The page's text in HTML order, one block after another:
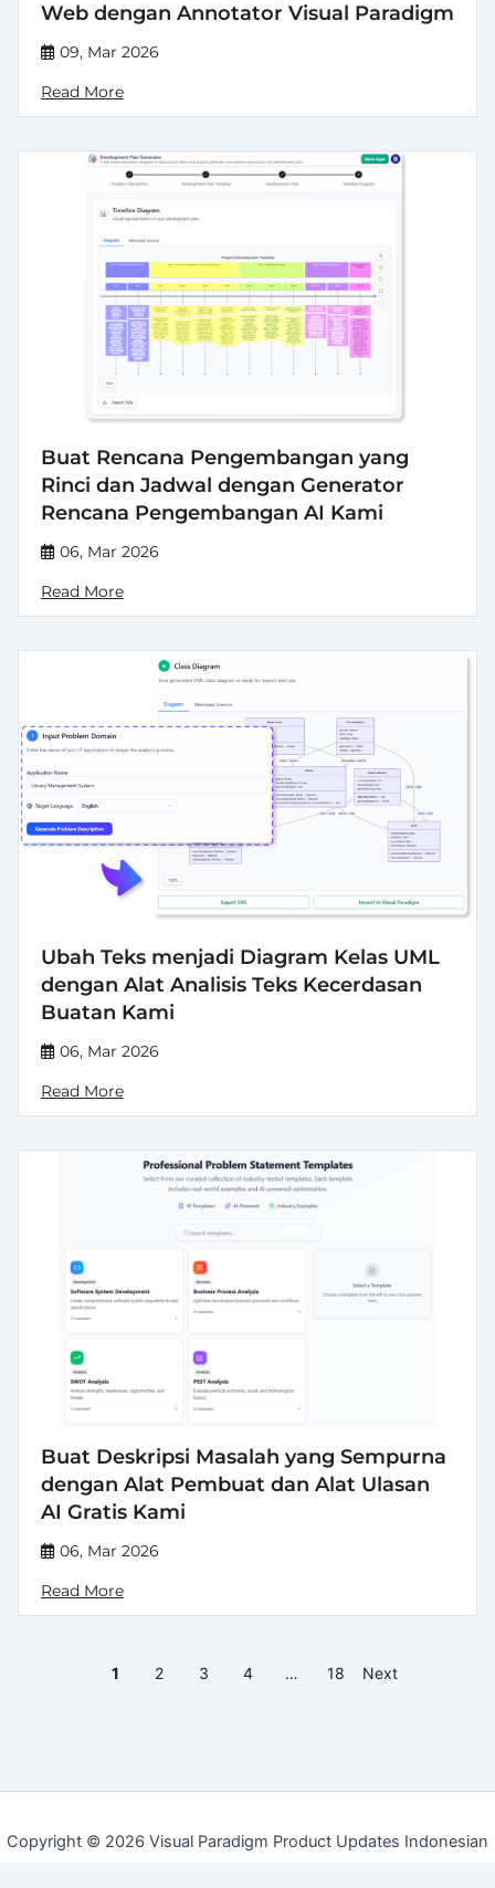
Web dengan Annotator Visual Paradigm
09, Mar 2026
Read More
Buat Rencana Pengembangan yang
Rinci dan Jadwal dengan Generator
Rencana Pengembangan AI Kami
06, Mar 2026
Read More
Ubah Teks menjadi Diagram Kelas UML
dengan Alat Analisis Teks Kecerdasan
Buatan Kami
06, Mar 2026
Read More
Buat Deskripsi Masalah yang Sempurna
dengan Alat Pembuat dan Alat Ulasan
AI Gratis Kami
06, Mar 2026
Read More
1 2 3 4 … 18 Next
Copyright © 2026 Visual Paradigm Product Updates Indonesian